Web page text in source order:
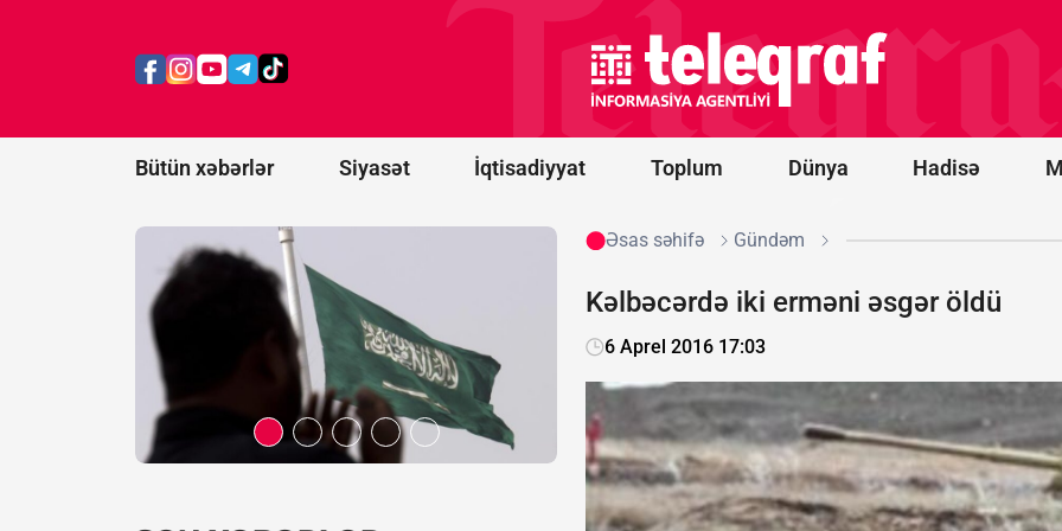
Bütün xəbərlər Siyasət İqtisadiyyat Toplum Dünya Hadisə
nəticəsində
yaralanıb
Belarus
"Euronews"u
ekstremist
resurslar
siyahısına
Əsas səhifə Gündəm
Kəlbəcərdə iki erməni əsgər öldü
6 Aprel 2016 17:03